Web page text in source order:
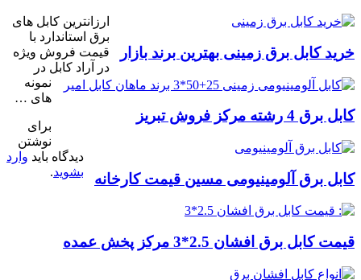
خرید کابل برق زمینی بهترین برند بازار
کابل برق 4 رشته مرکز فروش تبریز
کابل برق آلومینیومی مسین قیمت کارخانه
قیمت کابل برق افشان 2.5*3 مرکز پخش عمده
ارزانترین کابل های
برق استاندارد با
قیمت فروش ویژه
در آراد کابل در
نمونه
های …
برای
نوشتن
دیدگاه باید وارد
بشوید.